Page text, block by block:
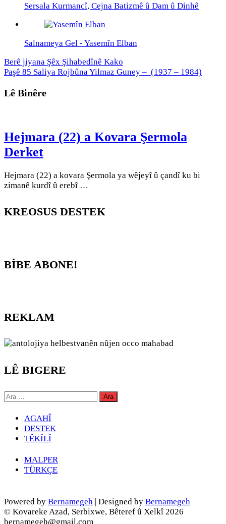
Sersala Kurmancî, Cejna Batizmê û Dam û Dinhê
Salnameya Gel - Yasemîn Elban
Berê jiyana Şêx Şihabedînê Kako
Paşê 85 Saliya Rojbûna Yilmaz Guney – (1937 – 1984)
Lê Binêre
Hejmara (22) a Kovara Şermola
Derket
Hejmara (22) a kovara Şermola ya wêjeyî û çandî ku bi
zimanê kurdî û erebî …
KREOSUS DESTEK
BİBE ABONE!
REKLAM
LÊ BIGERE
Arama:
AGAHÎ
DESTEK
TÊKÎLÎ
MALPER
TÜRKÇE
Powered by Bernamegeh | Designed by Bernamegeh
© Kovareke Azad, Serbixwe, Bêteref û Xelkî 2026
bernamegeh@gmail.com